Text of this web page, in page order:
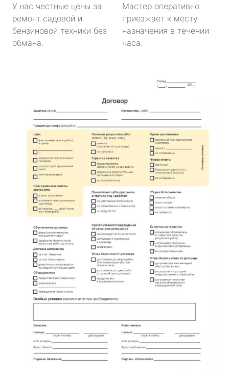
У нас честные цены за
ремонт садовой и
бензиновой техники без
обмана.
Мастер оперативно
приезжает к месту
назначения в течении
часа.